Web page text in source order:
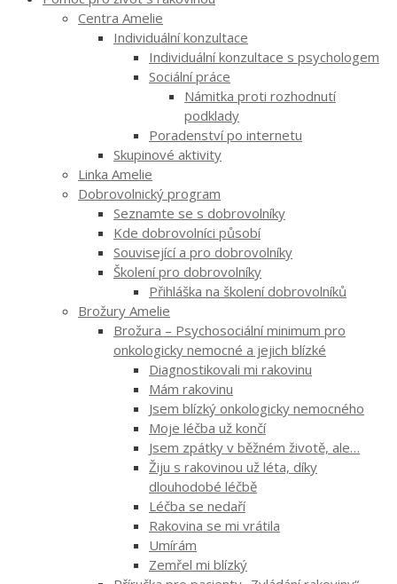
Centra Amelie
Individuální konzultace
Individuální konzultace s psychologem
Sociální práce
Námitka proti rozhodnutí
podklady
Poradenství po internetu
Skupinové aktivity
Linka Amelie
Dobrovolnický program
Seznamte se s dobrovolníky
Kde dobrovolníci působí
Související a pro dobrovolníky
Školení pro dobrovolníky
Přihláška na školení dobrovolníků
Brožury Amelie
Brožura – Psychosociální minimum pro
onkologicky nemocné a jejich blízké
Diagnostikovali mi rakovinu
Mám rakovinu
Jsem blízký onkologicky nemocného
Moje léčba už končí
Jsem zpátky v běžném životě, ale…
Žiju s rakovinou už léta, díky
dlouhodobé léčbě
Léčba se nedaří
Rakovina se mi vrátila
Umírám
Zemřel mi blízký